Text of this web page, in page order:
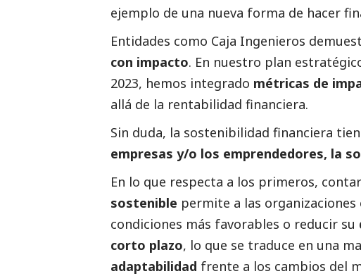
ejemplo de una nueva forma de hacer
Entidades como Caja Ingenieros
con impacto. En nuestro plan
2023, hemos integrado métricas de
allá de la rentabilidad financiera.
Sin duda, la sostenibilidad financiera
empresas y/o los emprendedores, la
En lo que respecta a los primeros,
sostenible permite a las
condiciones más favorables o reducir su
corto plazo, lo que se traduce en una
adaptabilidad frente a los cambios del